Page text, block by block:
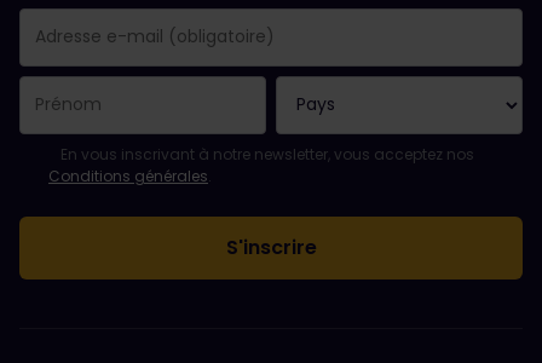
Le champ adresse e-mail est obligatoire.
L'adresse e-mail n'est pas valide !
L'inscription à la newsletter a échoué. Veuillez réessayer
Vous êtes déjà abonné(e) à cette newsletter.
Veuillez accepter les conditions générales pour vous inscrire à
En vous inscrivant à notre newsletter, vous acceptez nos
Conditions générales.